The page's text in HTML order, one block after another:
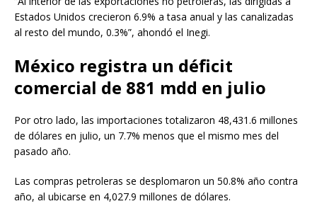
Estados Unidos crecieron 6.9% a tasa anual y las canalizadas
al resto del mundo, 0.3%”, ahondó el Inegi.
México registra un déficit
comercial de 881 mdd en julio
Por otro lado, las importaciones totalizaron 48,431.6 millones
de dólares en julio, un 7.7% menos que el mismo mes del
pasado año.
Las compras petroleras se desplomaron un 50.8% año contra
año, al ubicarse en 4,027.9 millones de dólares.